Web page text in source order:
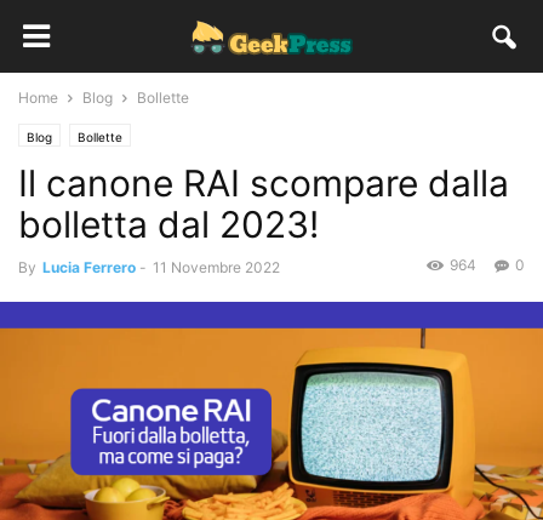
Home Blog Bollette
Blog Bollette
Il canone RAI scompare dalla
bolletta dal 2023!
By Lucia Ferrero - 11 Novembre 2022 0
964